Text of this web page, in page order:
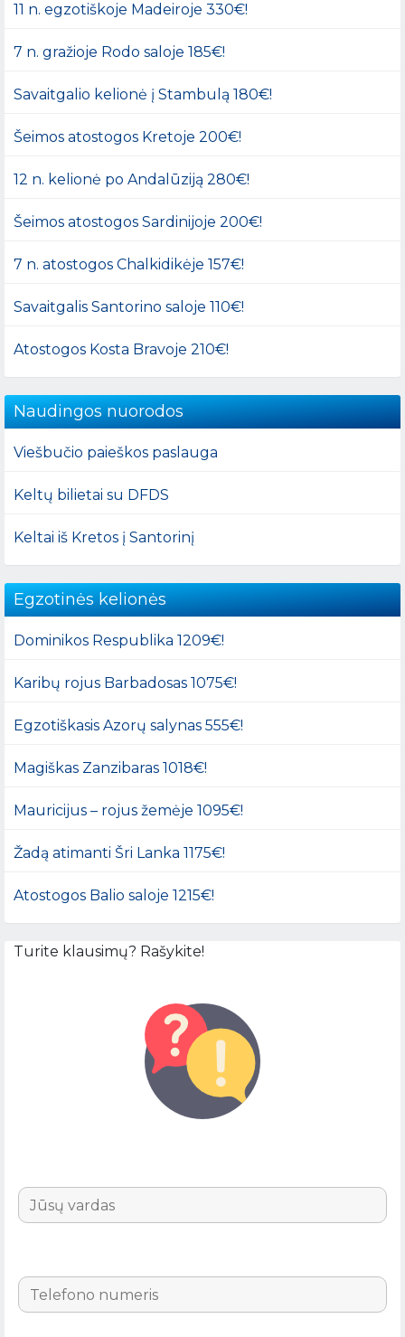
11 n. egzotiškoje Madeiroje 330€!
7 n. gražioje Rodo saloje 185€!
Savaitgalio kelionė į Stambulą 180€!
Šeimos atostogos Kretoje 200€!
12 n. kelionė po Andalūziją 280€!
Šeimos atostogos Sardinijoje 200€!
7 n. atostogos Chalkidikėje 157€!
Savaitgalis Santorino saloje 110€!
Atostogos Kosta Bravoje 210€!
Naudingos nuorodos
Viešbučio paieškos paslauga
Keltų bilietai su DFDS
Keltai iš Kretos į Santorinį
Egzotinės kelionės
Dominikos Respublika 1209€!
Karibų rojus Barbadosas 1075€!
Egzotiškasis Azorų salynas 555€!
Magiškas Zanzibaras 1018€!
Mauricijus – rojus žemėje 1095€!
Žadą atimanti Šri Lanka 1175€!
Atostogos Balio saloje 1215€!
Turite klausimų? Rašykite!